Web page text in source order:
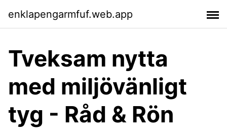
enklapengarmfuf.web.app
Tveksam nytta
med miljövänligt
tyg - Råd & Rön